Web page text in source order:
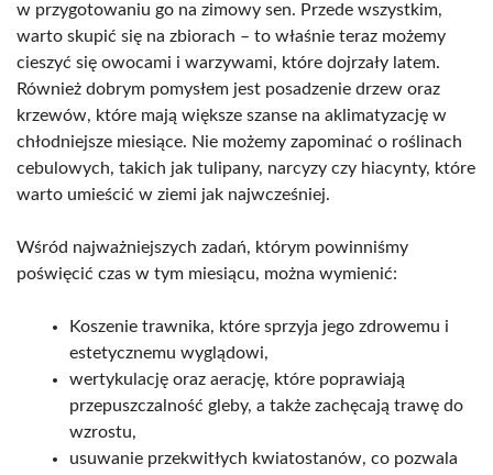
w przygotowaniu go na zimowy sen. Przede wszystkim,
warto skupić się na zbiorach – to właśnie teraz możemy
cieszyć się owocami i warzywami, które dojrzały latem.
Również dobrym pomysłem jest posadzenie drzew oraz
krzewów, które mają większe szanse na aklimatyzację w
chłodniejsze miesiące. Nie możemy zapominać o roślinach
cebulowych, takich jak tulipany, narcyzy czy hiacynty, które
warto umieścić w ziemi jak najwcześniej.
Wśród najważniejszych zadań, którym powinniśmy
poświęcić czas w tym miesiącu, można wymienić:
Koszenie trawnika, które sprzyja jego zdrowemu i
estetycznemu wyglądowi,
wertykulację oraz aerację, które poprawiają
przepuszczalność gleby, a także zachęcają trawę do
wzrostu,
usuwanie przekwitłych kwiatostanów, co pozwala